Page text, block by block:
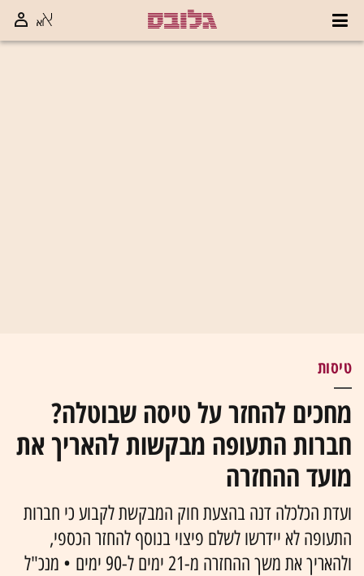
טיסות
מחכים להחזר על טיסה שבוטלה?
חברות התעופה מבקשות להאריך את
מועד ההחזרה
ועדת הכלכלה דנה בהצעת חוק המבקשת לקבוע כי חברות
התעופה לא יידרשו לשלם פיצוי בנוסף להחזר הכספי,
ולהאריך את משך ההחזרה מ-21 ימים ל-90 ימים • מנכ"ל